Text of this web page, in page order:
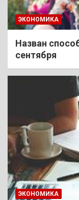
ЭКОНОМИКА
Назван
сентября
ЭКОНОМИКА